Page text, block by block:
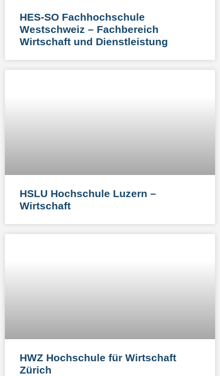
HES-SO Fachhochschule
Westschweiz – Fachbereich
Wirtschaft und Dienstleistung
HSLU Hochschule Luzern –
Wirtschaft
HWZ Hochschule für Wirtschaft
Zürich